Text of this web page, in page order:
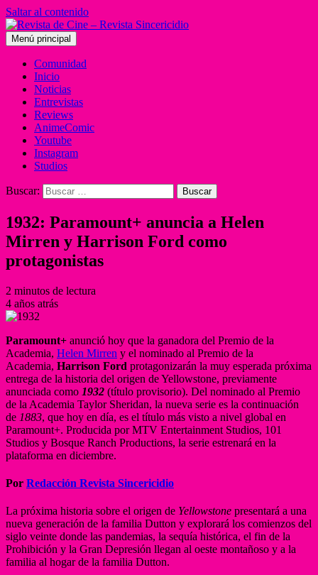
Saltar al contenido
Menú principal
Comunidad
Inicio
Noticias
Entrevistas
Reviews
AnimeComic
Youtube
Instagram
Studios
Buscar:
1932: Paramount+ anuncia a Helen
Mirren y Harrison Ford como
protagonistas
2 minutos de lectura
4 años atrás
Paramount+ anunció hoy que la ganadora del Premio de la
Academia, Helen Mirren y el nominado al Premio de la
Academia, Harrison Ford protagonizarán la muy esperada próxima
entrega de la historia del origen de Yellowstone, previamente
anunciada como 1932 (título provisorio). Del nominado al Premio
de la Academia Taylor Sheridan, la nueva serie es la continuación
de 1883, que hoy en día, es el título más visto a nivel global en
Paramount+. Producida por MTV Entertainment Studios, 101
Studios y Bosque Ranch Productions, la serie estrenará en la
plataforma en diciembre.
Por Redacción Revista Sincericidio
La próxima historia sobre el origen de Yellowstone presentará a una
nueva generación de la familia Dutton y explorará los comienzos del
siglo veinte donde las pandemias, la sequía histórica, el fin de la
Prohibición y la Gran Depresión llegan al oeste montañoso y a la
familia al hogar de la familia Dutton.